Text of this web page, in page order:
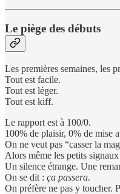
Le piège des débuts
Les premières semaines, les
Tout est facile.
Tout est léger.
Tout est kiff.
Le rapport est à 100/0.
100% de plaisir, 0% de mise
On ne veut pas “casser la
Alors même les petits
Un silence étrange. Une
On se dit : ça passera.
On préfère ne pas y toucher.